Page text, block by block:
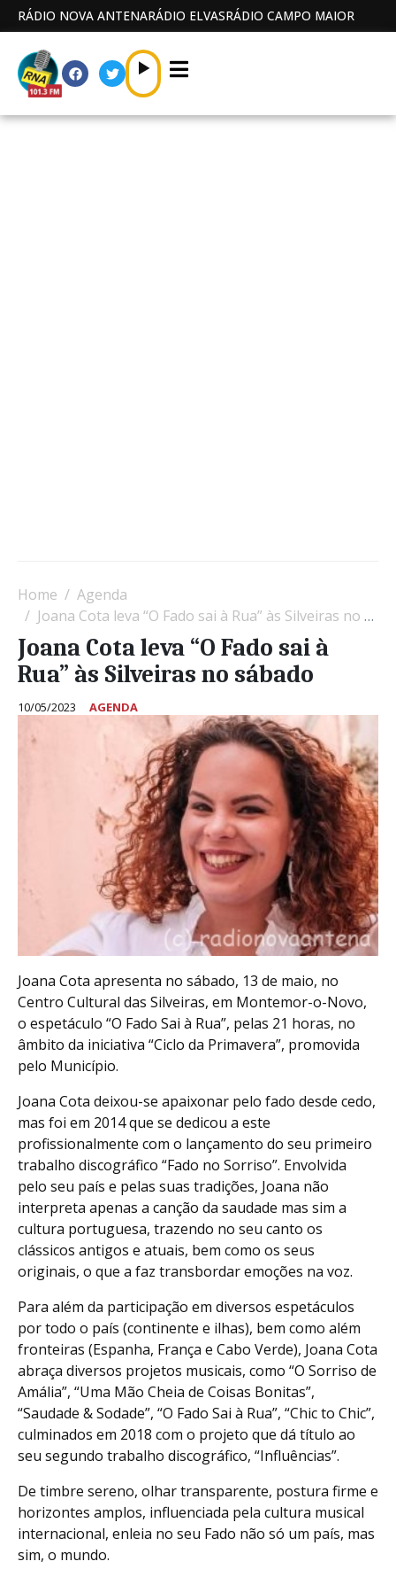
RÁDIO NOVA ANTENARÁDIO ELVASRÁDIO CAMPO MAIOR
Home
Agenda
Joana Cota leva “O Fado sai à Rua” às Silveiras no sábado
Joana Cota leva “O Fado sai à
Rua” às Silveiras no sábado
10/05/2023 AGENDA
Joana Cota apresenta no sábado, 13 de maio, no
Centro Cultural das Silveiras, em Montemor-o-Novo,
o espetáculo “O Fado Sai à Rua”, pelas 21 horas, no
âmbito da iniciativa “Ciclo da Primavera”, promovida
pelo Município.
Joana Cota deixou-se apaixonar pelo fado desde cedo,
mas foi em 2014 que se dedicou a este
profissionalmente com o lançamento do seu primeiro
trabalho discográfico “Fado no Sorriso”. Envolvida
pelo seu país e pelas suas tradições, Joana não
interpreta apenas a canção da saudade mas sim a
cultura portuguesa, trazendo no seu canto os
clássicos antigos e atuais, bem como os seus
originais, o que a faz transbordar emoções na voz.
Para além da participação em diversos espetáculos
por todo o país (continente e ilhas), bem como além
fronteiras (Espanha, França e Cabo Verde), Joana Cota
abraça diversos projetos musicais, como “O Sorriso de
Amália”, “Uma Mão Cheia de Coisas Bonitas”,
“Saudade & Sodade”, “O Fado Sai à Rua”, “Chic to Chic”,
culminados em 2018 com o projeto que dá título ao
seu segundo trabalho discográfico, “Influências”.
De timbre sereno, olhar transparente, postura firme e
horizontes amplos, influenciada pela cultura musical
internacional, enleia no seu Fado não só um país, mas
sim, o mundo.